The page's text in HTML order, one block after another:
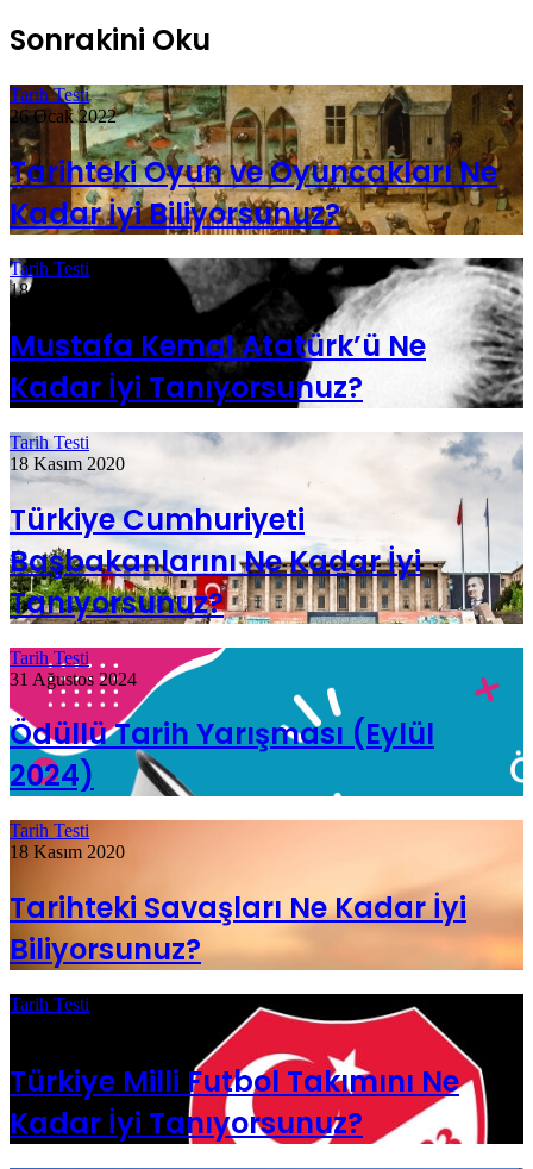
Sonrakini Oku
Tarih Testi
26 Ocak 2022
Tarihteki Oyun ve Oyuncakları Ne
Kadar İyi Biliyorsunuz?
Tarih Testi
18 Kasım 2022
Mustafa Kemal Atatürk’ü Ne
Kadar İyi Tanıyorsunuz?
Tarih Testi
18 Kasım 2020
Türkiye Cumhuriyeti
Başbakanlarını Ne Kadar İyi
Tanıyorsunuz?
Tarih Testi
31 Ağustos 2024
Ödüllü Tarih Yarışması (Eylül
2024)
Tarih Testi
18 Kasım 2020
Tarihteki Savaşları Ne Kadar İyi
Biliyorsunuz?
Tarih Testi
Türkiye Milli Futbol Takımını Ne
Kadar İyi Tanıyorsunuz?